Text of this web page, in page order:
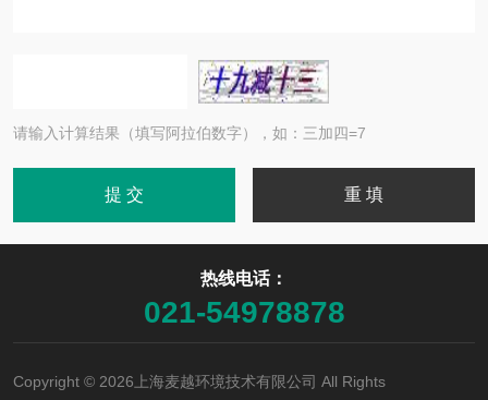
请输入计算结果（填写阿拉伯数字），如：三加四=7
热线电话：
021-54978878
Copyright © 2026上海麦越环境技术有限公司 All Rights